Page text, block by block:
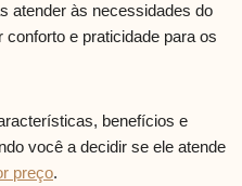
atender às necessidades do
e praticidade para os
benefícios e
você a decidir se ele atende
preço.